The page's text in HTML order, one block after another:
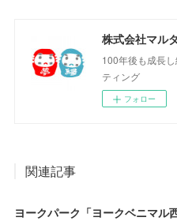
株式会社マル
100年後も成長
ティング
フォロー
関連記事